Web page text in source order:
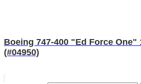
Boeing 747-400 "Ed Force One"
(#04950)